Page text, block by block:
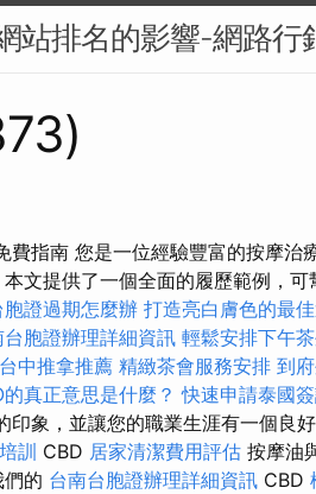
站排名的影響-網路行
指南 您是一位經驗豐富的按摩治
本文提供了一個全面的履歷範例，
胞證過期怎麼辦 打造亮白膚色的最
台胞證辦理詳細資訊 輕鬆安排下午
台中推拿推薦 精緻茶會服務安排 到
的真正意思是什麼？ 快速申請泰國
印象，並讓您的職業生涯有一個良
訓 CBD 居家清潔費用評估 按摩油
們的 台南台胞證辦理詳細資訊 CBD